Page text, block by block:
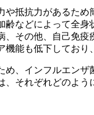
や抵抗力があるた
齢などによって全
、その他、自己免
能も低下しており
め、インフルエン
、それぞれどのよう